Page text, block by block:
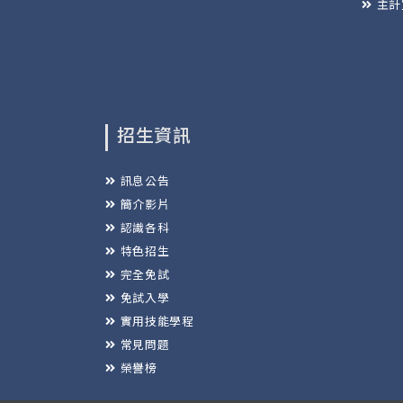
主
招生資訊
訊息公告
簡介影片
認識各科
特色招生
完全免試
免試入學
實用技能學程
常見問題
榮譽榜